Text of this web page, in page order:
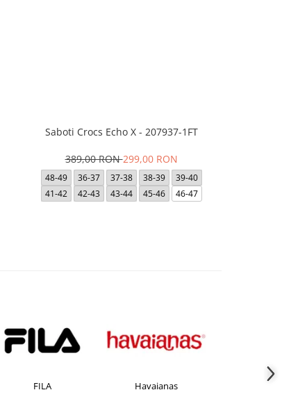
Saboti Crocs Echo X - 207937-1FT
389,00 RON299,00 RON
48-49 36-37 37-38 38-39
39-40
41-42
42-43 43-44 45-46 46-47
Havaianas